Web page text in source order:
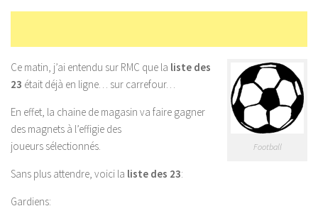
Football
Ce matin, j’ai entendu sur RMC que la liste des
23 était déjà en ligne… sur carrefour…
En effet, la chaine de magasin va faire gagner
des magnets à l’effigie des
joueurs sélectionnés.
Sans plus attendre, voici la liste des 23:
Gardiens: